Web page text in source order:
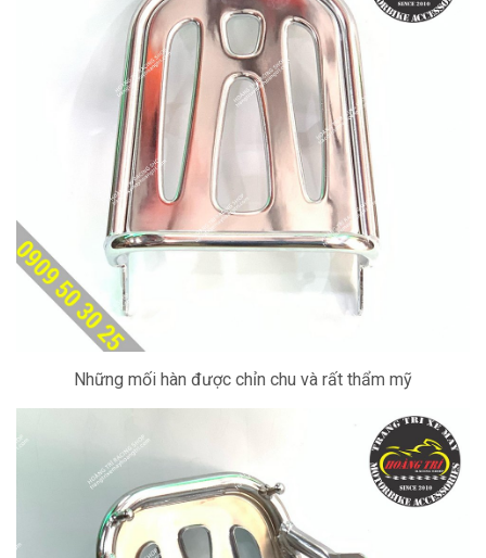
Những mối hàn được chỉn chu và rất thẩm mỹ